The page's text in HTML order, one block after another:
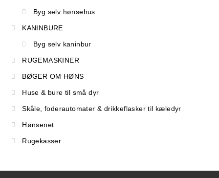
Byg selv hønsehus
KANINBURE
Byg selv kaninbur
RUGEMASKINER
BØGER OM HØNS
Huse & bure til små dyr
Skåle, foderautomater & drikkeflasker til kæledyr
Hønsenet
Rugekasser